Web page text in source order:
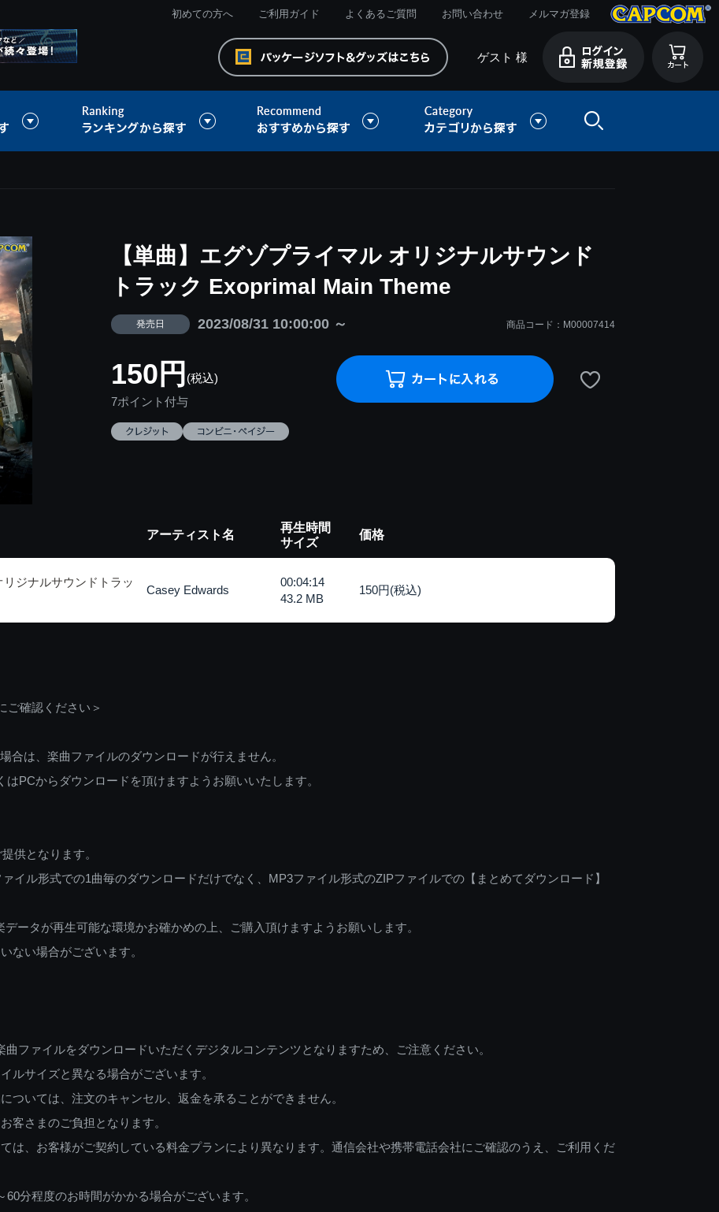
初めての方へ ご利用ガイド よくあるご質問 お問い合わせ メルマガ登録
ゲスト 様
【単曲】エグゾプライマル オリジナルサウンド
トラック Exoprimal Main Theme
発売日 2023/08/31 10:00:00 ～ 商品コード：M00007414
150円 (税込)
7ポイント付与
アーティスト名
再生時間
サイズ
価格
リジナルサウンドトラッ
Casey Edwards
00:04:14
43.2 MB
150円(税込)
確認ください＞
合は、楽曲ファイルのダウンロードが行えません。
PCからダウンロードを頂けますようお願いいたします。
供となります。
イル形式での1曲毎のダウンロードだけでなく、MP3ファイル形式のZIPファイルでの【まとめてダウンロード】
ータが再生可能な環境かお確かめの上、ご購入頂けますようお願いします。
ない場合がございます。
ファイルをダウンロードいただくデジタルコンテンツとなりますため、ご注意ください。
ルサイズと異なる場合がございます。
ついては、注文のキャンセル、返金を承ることができません。
客さまのご負担となります。
は、お客様がご契約している料金プランにより異なります。通信会社や携帯電話会社にご確認のうえ、ご利用くだ
分程度のお時間がかかる場合がございます。